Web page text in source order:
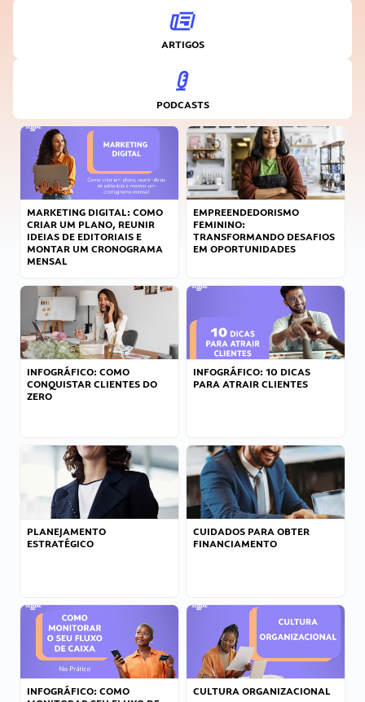
ARTIGOS
PODCASTS
MARKETING DIGITAL: COMO
CRIAR UM PLANO, REUNIR
IDEIAS DE EDITORIAIS E
MONTAR UM CRONOGRAMA
MENSAL
EMPREENDEDORISMO
FEMININO:
TRANSFORMANDO DESAFIOS
EM OPORTUNIDADES
INFOGRÁFICO: COMO
CONQUISTAR CLIENTES DO
ZERO
INFOGRÁFICO: 10 DICAS
PARA ATRAIR CLIENTES
PLANEJAMENTO
ESTRATÉGICO
CUIDADOS PARA OBTER
FINANCIAMENTO
INFOGRÁFICO: COMO
CULTURA ORGANIZACIONAL